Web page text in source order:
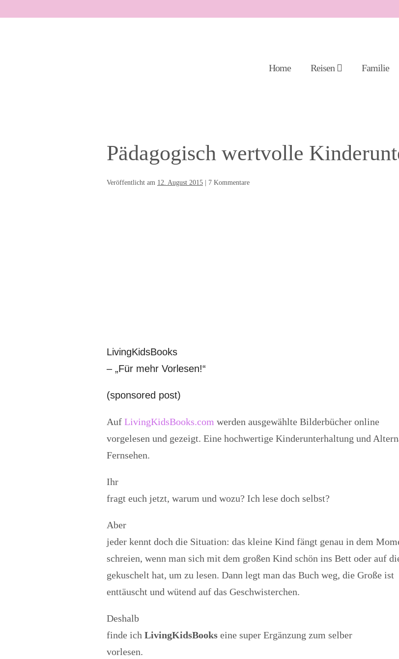
Home Reisen Familie
Pädagogisch wertvolle
Veröffentlicht am 12. August 2015 7 Kommentare
LivingKidsBooks
– „Für mehr Vorlesen!“
(sponsored post)
Auf LivingKidsBooks.com werden ausgewählte Bilderbücher online
vorgelesen und gezeigt. Eine hochwertige Kinderunterhaltung und
Fernsehen.
Ihr
fragt euch jetzt, warum und wozu? Ich lese doch selbst?
Aber
jeder kennt doch die Situation: das kleine Kind fängt genau in dem
schreien, wenn man sich mit dem großen Kind schön ins Bett oder auf
gekuschelt hat, um zu lesen. Dann legt man das Buch weg, die Große ist
enttäuscht und wütend auf das Geschwisterchen.
Deshalb
finde ich LivingKidsBooks eine super Ergänzung zum selber
vorlesen.